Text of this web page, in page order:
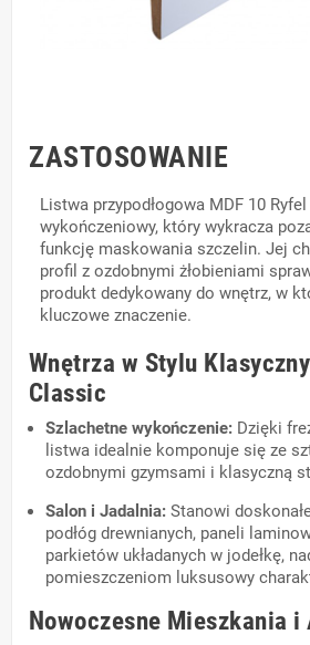
ZASTOSOWANIE
Listwa przypodłogowa MDF 10
wykończeniowy, który wykracza
funkcję maskowania szczelin. Jej
profil z ozdobnymi żłobieniami
produkt dedykowany do wnętrz, w
kluczowe znaczenie.
Wnętrza w Stylu
Classic
Szlachetne wykończenie: Dzięki
listwa idealnie komponuje się ze
ozdobnymi gzymsami i klasyczną
Salon i Jadalnia: Stanowi
podłóg drewnianych, paneli
parkietów układanych w jodełkę,
pomieszczeniom luksusowy
Nowoczesne Mieszkania